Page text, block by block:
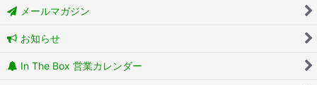
メールマガジン
お知らせ
In The Box 営業カレンダー